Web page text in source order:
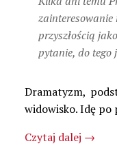
przyszłością
pytanie, do tego
Dramatyzm,
widowisko. Idę po
Czytaj dalej →